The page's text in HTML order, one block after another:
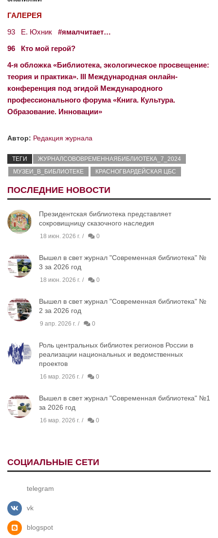
ГАЛЕРЕЯ
93 Е. Юхник #ямалчитает…
96 Кто мой герой?
4-я обложка «Библиотека, экологическое просвещение:
теория и практика». III Международная онлайн-
конференция под эгидой Международного
профессионального форума «Книга. Культура.
Образование. Инновации»
Автор: Редакция журнала
ТЕГИ
ЖУРНАЛСОВОВРЕМЕННАЯБИБЛИОТЕКА_7_2024
МУЗЕИ_В_БИБЛИОТЕКЕ
КРАСНОГВАРДЕЙСКАЯ ЦБС
ПОСЛЕДНИЕ НОВОСТИ
Президентская библиотека представляет
сокровищницу сказочного наследия
18 июн. 2026 г. 0
Вышел в свет журнал "Современная библиотека" №
3 за 2026 год
18 июн. 2026 г. 0
Вышел в свет журнал "Современная библиотека" №
2 за 2026 год
9 апр. 2026 г. 0
Роль центральных библиотек регионов России в
реализации национальных и ведомственных
проектов
16 мар. 2026 г. 0
Вышел в свет журнал "Современная библиотека" №1
за 2026 год
16 мар. 2026 г. 0
СОЦИАЛЬНЫЕ СЕТИ
telegram
vk
blogspot